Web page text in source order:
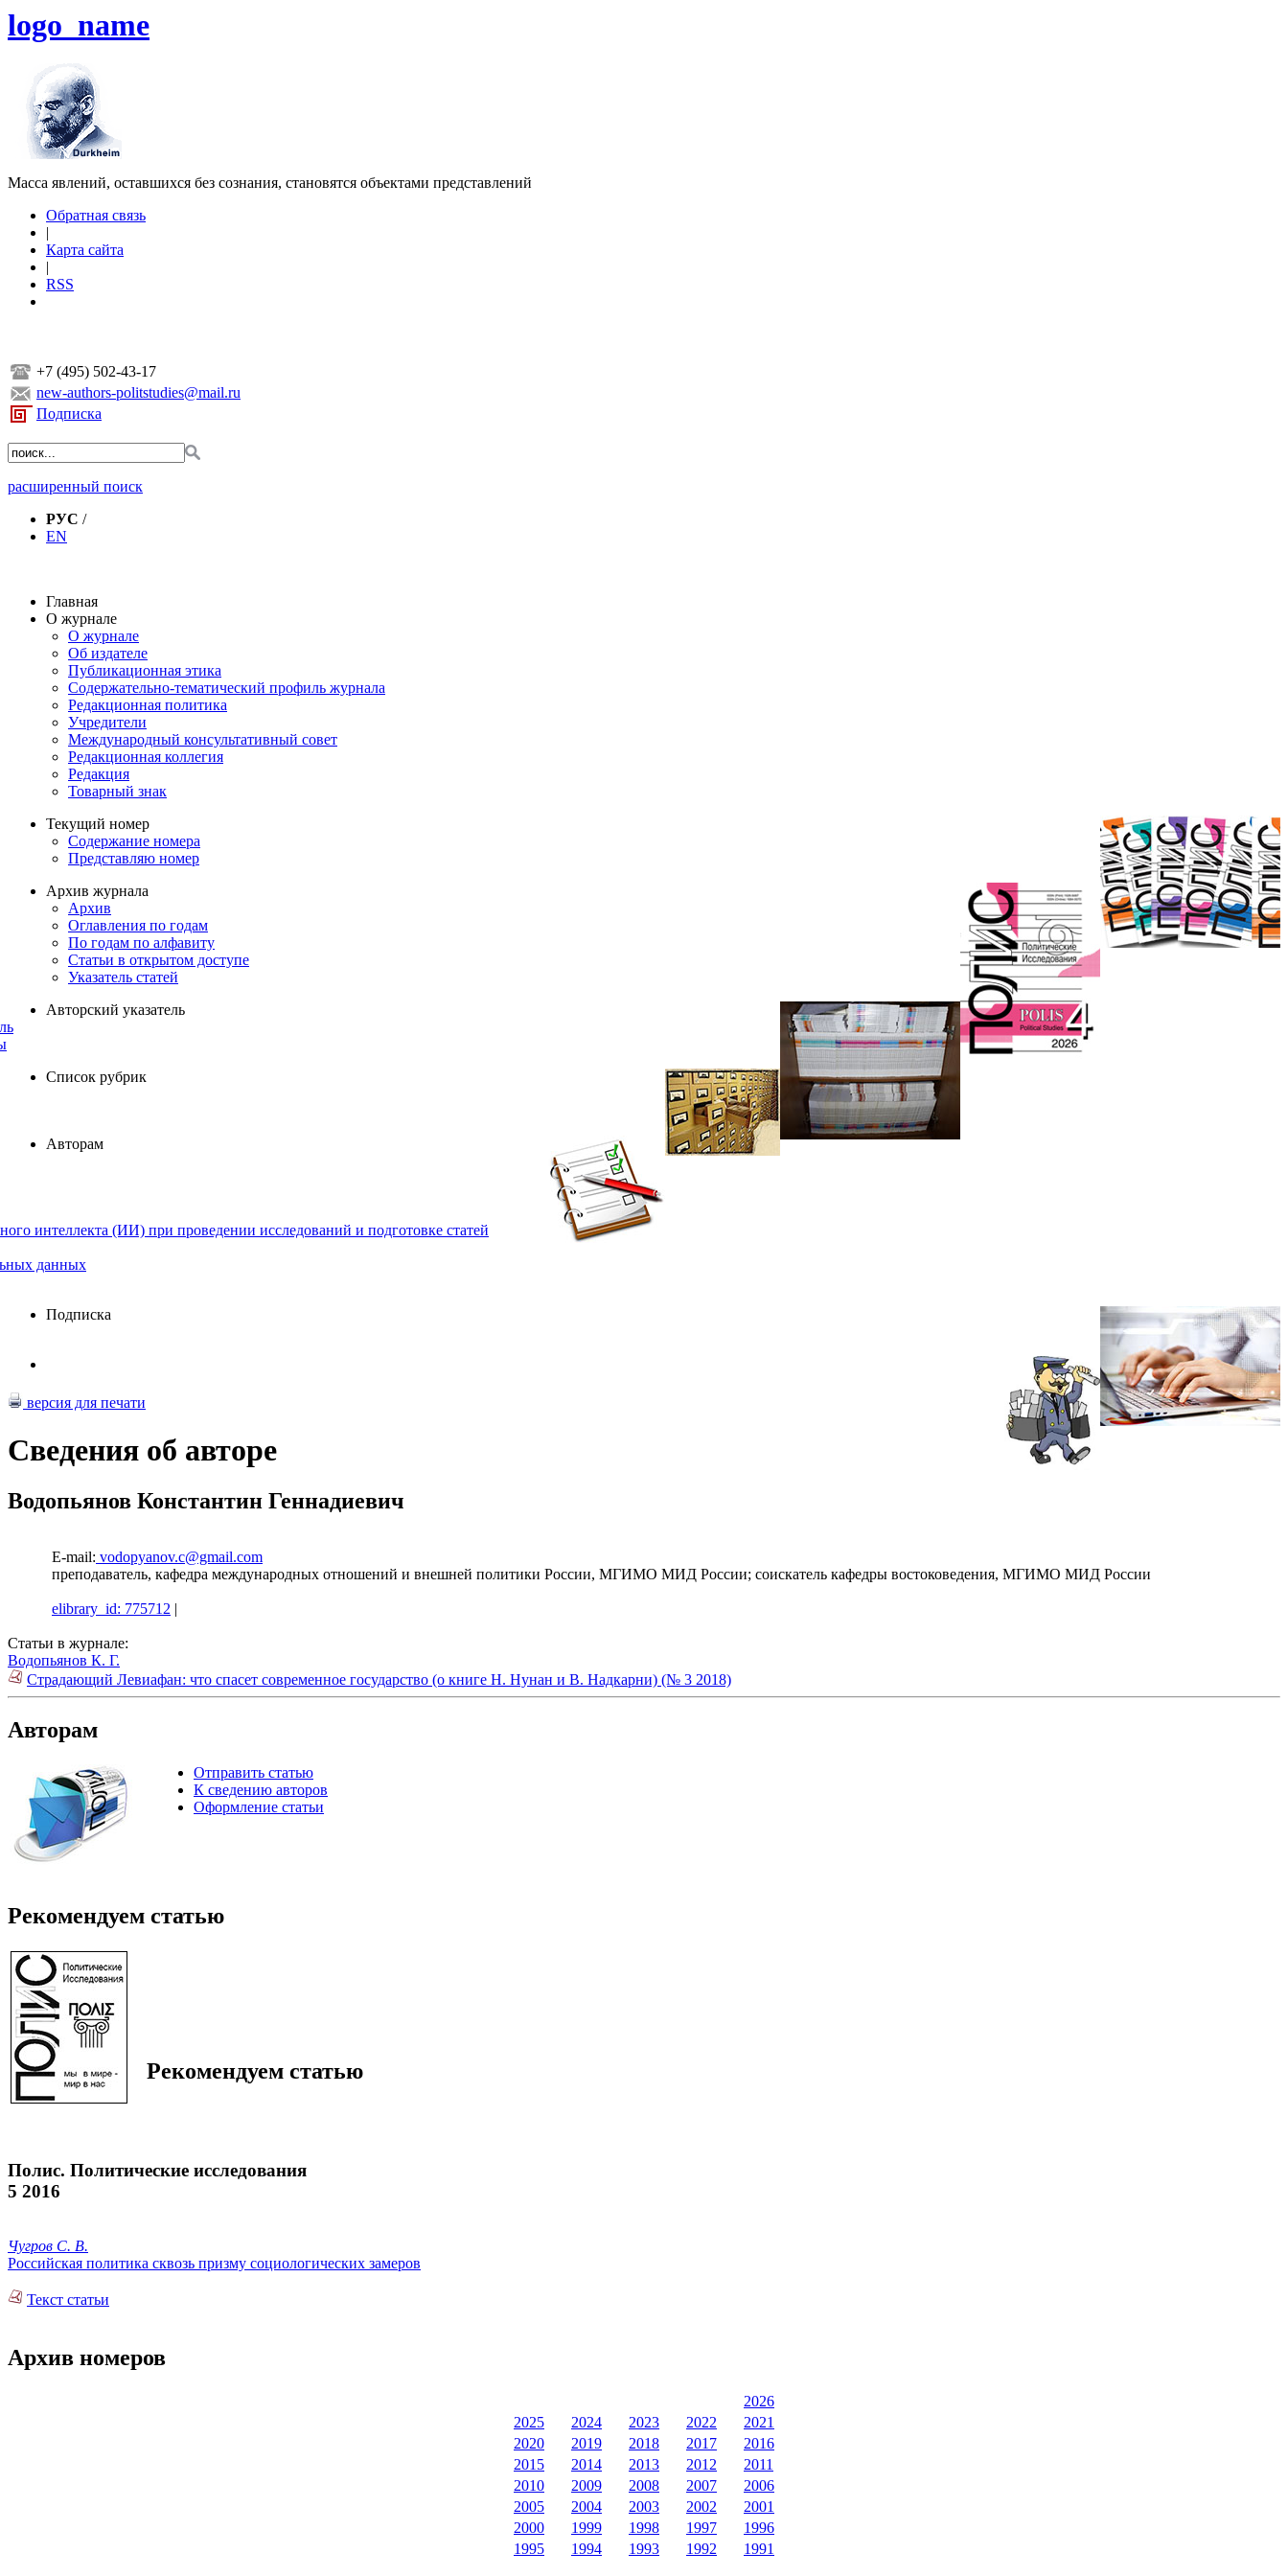
logo_name
Масса явлений, оставшихся без сознания, становятся объектами представлений
Обратная связь
|
Карта сайта
|
RSS
+7 (495) 502-43-17
new-authors-politstudies@mail.ru
Подписка
расширенный поиск
РУС /
EN
Главная
О журнале
О журнале
Об издателе
Публикационная этика
Содержательно-тематический профиль журнала
Редакционная политика
Учредители
Международный консультативный совет
Редакционная коллегия
Редакция
Товарный знак
Текущий номер
Содержание номера
Представляю номер
Архив журнала
Архив
Оглавления по годам
По годам по алфавиту
Статьи в открытом доступе
Указатель статей
Авторский указатель
Список рубрик
Авторам
интеллекта (ИИ) при проведении исследований и подготовке статей
данных
Подписка
версия для печати
Сведения об авторе
Водопьянов Константин Геннадиевич
E-mail: vodopyanov.c@gmail.com
преподаватель, кафедра международных отношений и внешней политики России, МГИМО МИД России; соискатель кафедры востоковедения, МГИМО МИД России
elibrary_id: 775712 |
Статьи в журнале:
Водопьянов К. Г.
Страдающий Левиафан: что спасет современное государство (о книге Н. Нунан и В. Надкарни) (№ 3 2018)
Авторам
Отправить статью
К сведению авторов
Оформление статьи
Рекомендуем статью
Рекомендуем статью
Полис. Политические исследования
5 2016
Чугров С. В.
Российская политика сквозь призму социологических замеров
Текст статьи
Архив номеров
2026
2025
2024 2023 2022
2021
2020
2019 2018 2017
2016
2015
2014 2013 2012
2011
2010
2009 2008 2007
2006
2005
2004 2003 2002
2001
2000
1999 1998 1997
1996
1995
1994 1993 1992 1991